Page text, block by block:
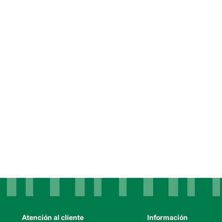
Atención al cliente Información